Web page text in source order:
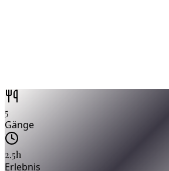
5
Gänge
2.5h
Erlebnis